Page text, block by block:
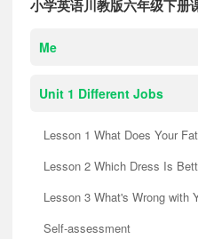
小学英语川教版六年级下册
Me
Unit 1 Different Jobs
Lesson 1 What Does Your
Lesson 2 Which Dress Is
Lesson 3 What's Wrong with
Self-assessment